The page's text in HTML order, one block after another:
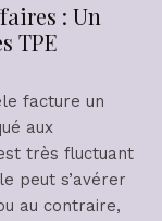
: Un
TPE
facture un
aux
très fluctuant
peut s’avérer
au contraire,